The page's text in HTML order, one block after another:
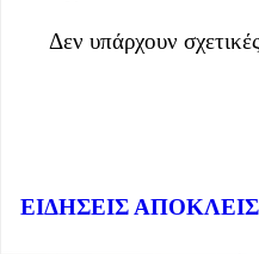
Δεν υπάρχουν
ΕΙΔΗΣΕΙΣ